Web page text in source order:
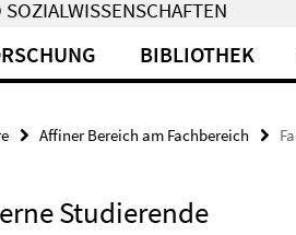
BIBLIOTHEK
Affiner Bereich am Fachbereich
Studierende